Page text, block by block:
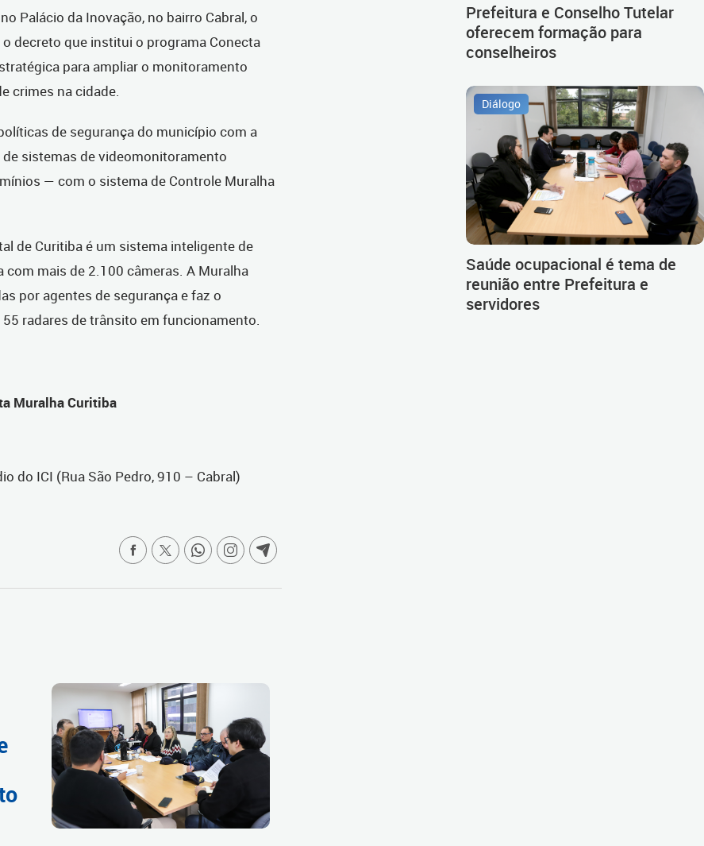
Palácio da Inovação, no bairro Cabral, o
decreto que institui o programa Conecta
para ampliar o monitoramento
crimes na cidade.
de segurança do município com a
sistemas de videomonitoramento
— com o sistema de Controle Muralha
de Curitiba é um sistema inteligente de
mais de 2.100 câmeras. A Muralha
por agentes de segurança e faz o
radares de trânsito em funcionamento.
Muralha Curitiba
do ICI (Rua São Pedro, 910 – Cabral)
Prefeitura e Conselho Tutelar
oferecem formação para
conselheiros
Diálogo
Saúde ocupacional é tema de
reunião entre Prefeitura e
servidores